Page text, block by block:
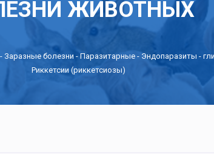
ЖИВОТНЫХ
- Заразные болезни - Паразитарные - Эндопаразиты -
Риккетсии (риккетсиозы)